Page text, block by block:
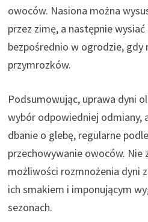
owoców. Nasiona można
przez zimę, a następnie
bezpośrednio w ogrodzie, gdy
przymrozków.
Podsumowując, uprawa dyni
wybór odpowiedniej odmiany,
dbanie o glebę, regularne
przechowywanie owoców. Nie
możliwości rozmnożenia dyni
ich smakiem i imponującym
sezonach.